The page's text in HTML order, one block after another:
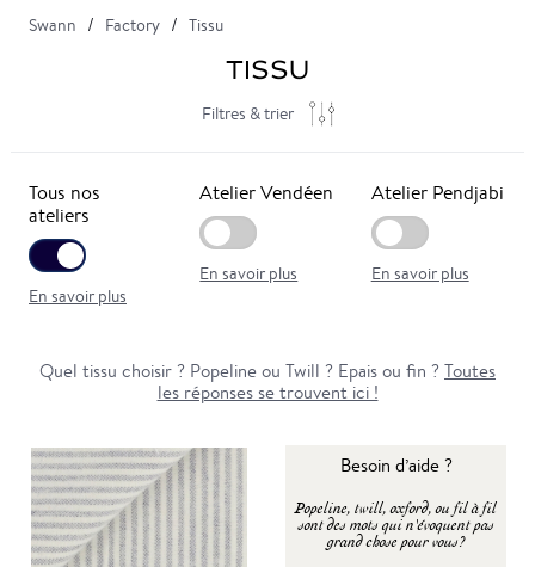
Swann Factory Tissu
TISSU
Filtres & trier
Tous nos
ateliers
En savoir plus
Atelier Vendéen
En savoir plus
Atelier Pendjabi
En savoir plus
Quel tissu choisir ? Popeline ou Twill ? Epais ou fin ? Toutes
les réponses se trouvent ici !
Besoin d’aide ?
Popeline, twill, oxford, ou fil à fil
sont des mots qui n'évoquent pas
grand chose pour vous?